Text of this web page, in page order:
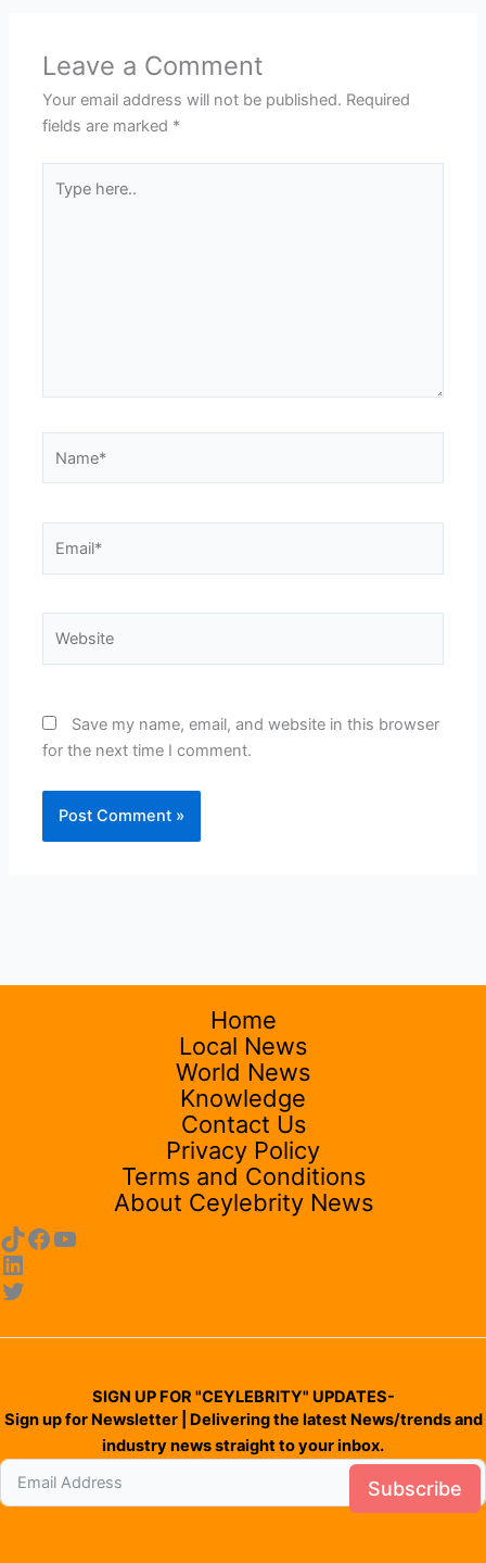
Leave a Comment
Your email address will not be published. Required
fields are marked *
here..
Save my name, email, and website in this browser
for the next time I comment.
Home
Local News
World News
Knowledge
Contact Us
Privacy Policy
Terms and Conditions
About Ceylebrity News
SIGN UP FOR "CEYLEBRITY" UPDATES-
Sign up for Newsletter | Delivering the latest News/trends and
industry news straight to your inbox.
Subscribe